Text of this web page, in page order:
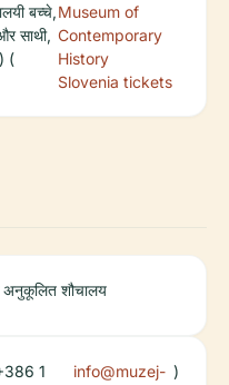
बच्चे,
साथी,
(
Museum of
Contemporary
History
Slovenia tickets
शौचालय
1
info@muzej- )